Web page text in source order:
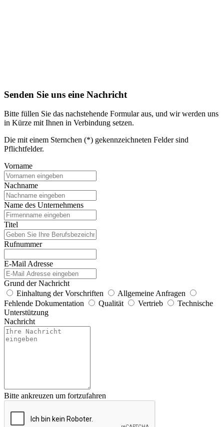
Senden Sie uns eine Nachricht
Bitte füllen Sie das nachstehende Formular aus, und wir werden uns
in Kürze mit Ihnen in Verbindung setzen.
Die mit einem Sternchen (*) gekennzeichneten Felder sind
Pflichtfelder.
Vorname
Nachname
Name des Unternehmens
Titel
Rufnummer
E-Mail Adresse
Grund der Nachricht
Einhaltung der Vorschriften
Allgemeine Anfragen
Fehlende Dokumentation
Qualität Vertrieb
Technische
Unterstützung
Nachricht
Bitte ankreuzen um fortzufahren